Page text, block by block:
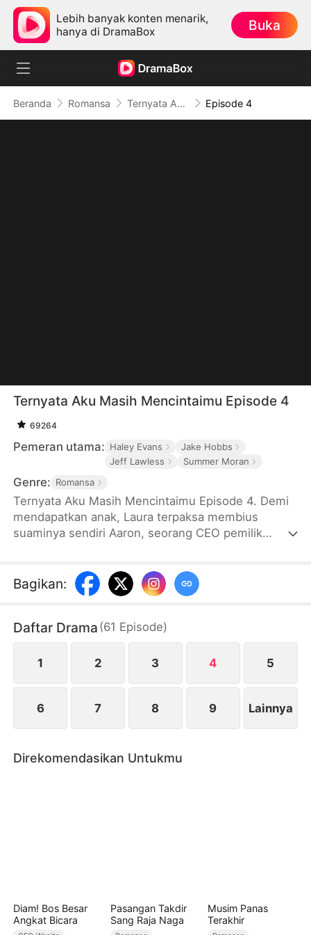
Lebih banyak konten menarik,
hanya di DramaBox
Buka
Beranda Romansa Ternyata Aku Masih Mencintaimu Episode 4
Ternyata Aku Masih Mencintaimu Episode 4
69264
Pemeran utama: Haley Evans
Jake Hobbs
Jeff Lawless
Summer Moran
Genre: Romansa
Ternyata Aku Masih Mencintaimu Episode 4. Demi
mendapatkan anak, Laura terpaksa membius
suaminya sendiri Aaron, seorang CEO pemilik
mendapati Aaron bersama seorang pramugari.
Marah karena merasa dikhianati, Laura meminta
mencintai Laura berusaha mencari dia tanpa tahu
bahwa Laura ternyata mengandung darah
dagingnya sendiri. Akankah cinta mereka kembali
Bagikan:
Daftar Drama (61 Episode)
1 2 3 4 5
6 7 8 9 Lainnya
Direkomendasikan Untukmu
Diam! Bos Besar
Angkat Bicara
Pasangan Takdir
Sang Raja Naga
Musim Panas
Terakhir